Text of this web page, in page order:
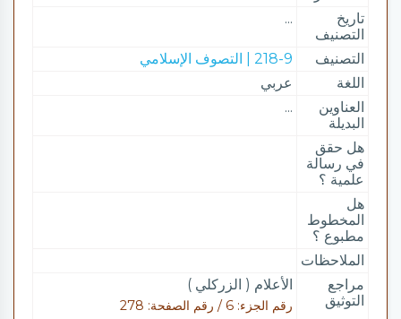
تاريخ
التصنيف
...
التصنيف
218-9 | التصوف الإسلامي
اللغة
عربي
العناوين
البديلة
...
هل حقق
في رسالة
علمية ؟
هل
المخطوط
مطبوع ؟
الملاحظات
مراجع
التوثيق
الأعلام ( الزركلي )
رقم الجزء: 6 / رقم الصفحة: 278